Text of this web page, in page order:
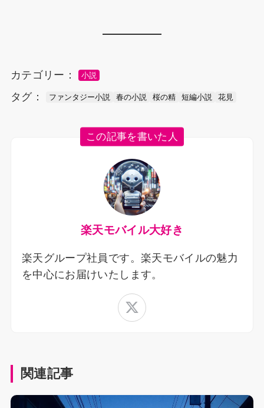
カテゴリー： 小説
タグ： ファンタジー小説 春の小説 桜の精 短編小説 花見
この記事を書いた人
楽天モバイル大好き
楽天グループ社員です。楽天モバイルの魅力
を中心にお届けいたします。
関連記事